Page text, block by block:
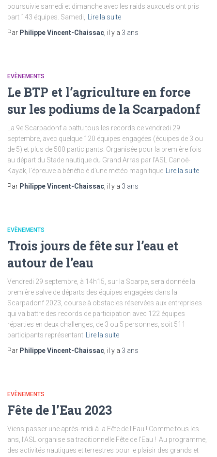
poursuivie samedi et dimanche avec les raids auxquels ont pris
part 143 équipes. Samedi,
Lire la suite
Par Philippe Vincent-Chaissac , il y a 3 ans
EVÈNEMENTS
Le BTP et l’agriculture en force
sur les podiums de la Scarpadonf
La 9e Scarpadonf a battu tous les records ce vendredi 29
septembre, avec quelque 120 équipes engagées (équipes de 3 ou
de 5) et plus de 500 participants. Organisée pour la première fois
au départ du Stade nautique du Grand Arras par l’ASL Canoë-
Kayak, l’épreuve a bénéficié d’une météo magnifique
Lire la suite
Par Philippe Vincent-Chaissac , il y a 3 ans
EVÈNEMENTS
Trois jours de fête sur l’eau et
autour de l’eau
Vendredi 29 septembre, à 14h15, sur la Scarpe, sera donnée la
première salve de départs des équipes engagées dans la
Scarpadonf 2023, course à obstacles réservées aux entreprises
qui va battre des records de participation avec 122 équipes
réparties en deux challenges, de 3 ou 5 personnes, soit 511
participants représentant
Lire la suite
Par Philippe Vincent-Chaissac , il y a 3 ans
EVÈNEMENTS
Fête de l’Eau 2023
Viens passer une après-midi à la Fête de l’Eau ! Comme tous les
ans, l’ASL organise sa traditionnelle Fête de l’Eau ! Au programme,
des activités nautiques et terrestres pour le plaisir des grands et